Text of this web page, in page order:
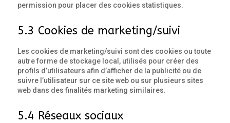
permission pour placer des cookies statistiques.
5.3 Cookies de marketing/suivi
Les cookies de marketing/suivi sont des cookies ou toute
autre forme de stockage local, utilisés pour créer des
profils d’utilisateurs afin d’afficher de la publicité ou de
suivre l’utilisateur sur ce site web ou sur plusieurs sites
web dans des finalités marketing similaires.
5.4 Réseaux sociaux